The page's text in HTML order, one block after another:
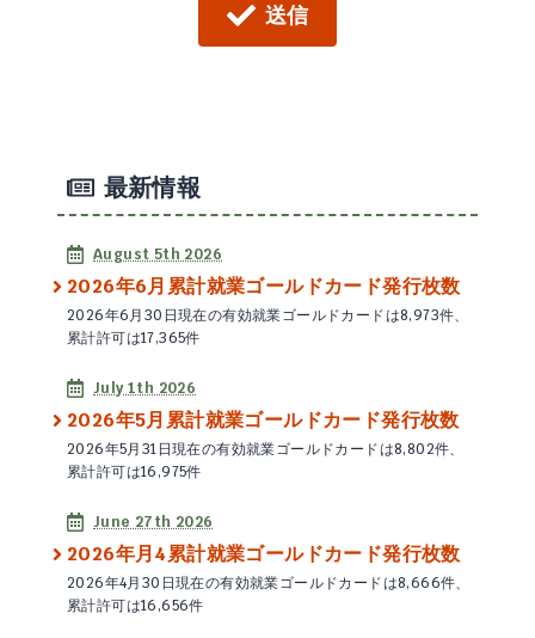
送信
最新情報
August 5th 2026
2026年6月累計就業ゴールドカード発行枚数
2026年6月30日現在の有効就業ゴールドカードは8,973件、
累計許可は17,365件
July 1th 2026
2026年5月累計就業ゴールドカード発行枚数
2026年5月31日現在の有効就業ゴールドカードは8,802件、
累計許可は16,975件
June 27th 2026
2026年月4累計就業ゴールドカード発行枚数
2026年4月30日現在の有効就業ゴールドカードは8,666件、
累計許可は16,656件